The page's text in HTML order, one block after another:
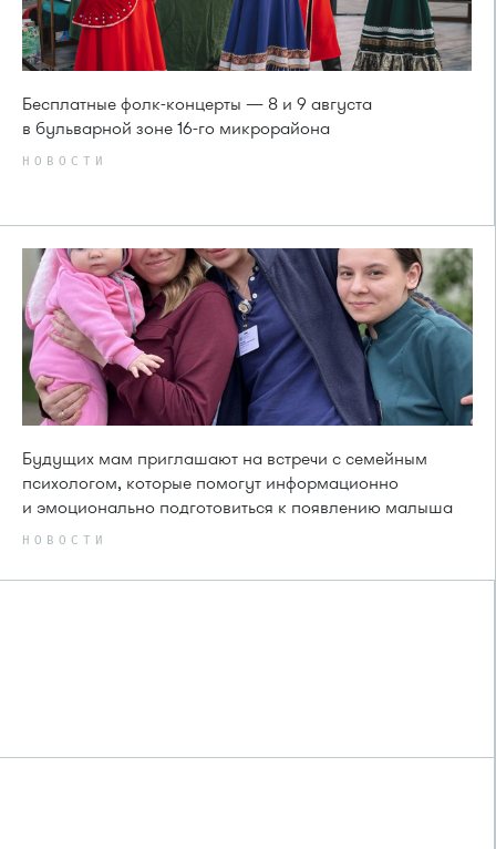
Бесплатные фолк-концерты — 8 и 9 августа
в бульварной зоне 16-го микрорайона
НОВОСТИ
Будущих мам приглашают на встречи с семейным
психологом, которые помогут информационно
и эмоционально подготовиться к появлению малыша
НОВОСТИ